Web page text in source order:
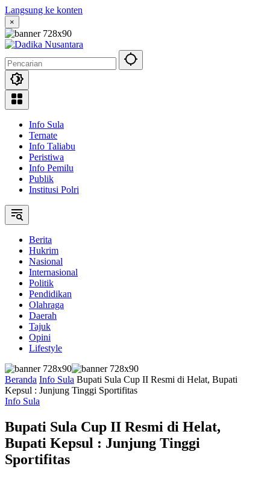
Langsung ke konten
×
Info Sula
Ternate
Info Taliabu
Peristiwa
Info Pemilu
Publik
Institusi Polri
Berita
Hukrim
Nasional
Internasional
Politik
Pendidikan
Olahraga
Daerah
Tajuk
Opini
Lifestyle
Beranda Info Sula Bupati Sula Cup II Resmi di Helat, Bupati
Kepsul : Junjung Tinggi Sportifitas
Info Sula
Bupati Sula Cup II Resmi di Helat,
Bupati Kepsul : Junjung Tinggi
Sportifitas